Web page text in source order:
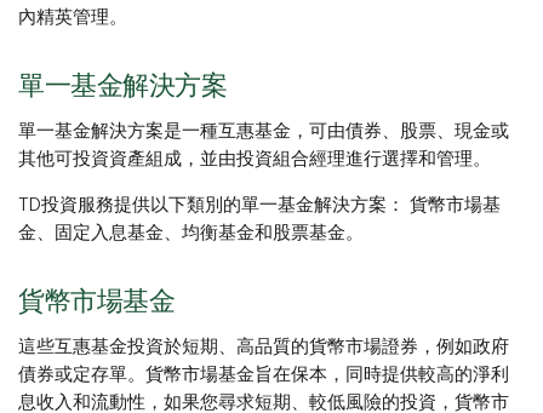
內精英管理。
單一基金解決方案
單一基金解決方案是一種互惠基金，可由債券、股票、現金或
其他可投資資產組成，並由投資組合經理進行選擇和管理。
TD投資服務提供以下類別的單一基金解決方案： 貨幣市場基
金、固定入息基金、均衡基金和股票基金。
貨幣市場基金
這些互惠基金投資於短期、高品質的貨幣市場證券，例如政府
債券或定存單。貨幣市場基金旨在保本，同時提供較高的淨利
息收入和流動性，如果您尋求短期、較低風險的投資，貨幣市